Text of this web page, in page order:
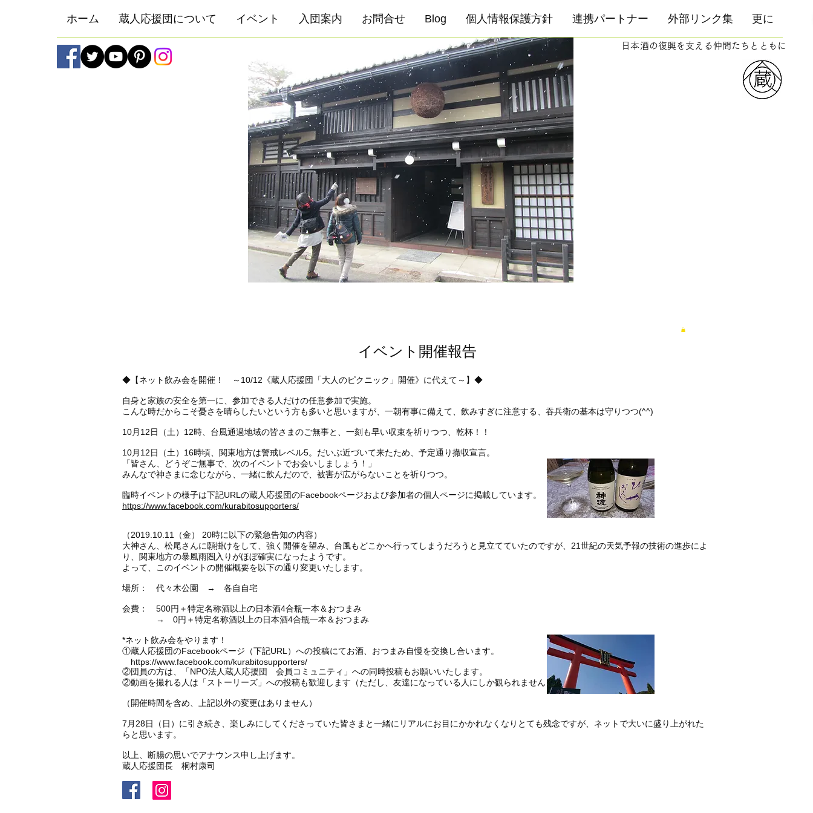
ホーム 蔵人応援団について イベント 入団案内 お問合せ Blog 個人情報保護方針 連携パートナー 外部リンク集 更に
日本酒の復興を支える仲間たちとともに
​イベント開催報告
◆【ネット飲み会を開催！ ～10/12《蔵人応援団「大人のピクニック」開催》に代えて～】◆
自身と家族の安全を第一に、参加できる人だけの任意参加で実施。
こんな時だからこそ憂さを晴らしたいという方も多いと思いますが、一朝有事に備えて、飲みすぎに注意する、吞兵衛の基本は守りつつ(^^)
10月12日（土）12時、台風通過地域の皆さまのご無事と、一刻も早い収束を祈りつつ、乾杯！！
10月12日（土）16時頃、関東地方は警戒レベル5。だいぶ近づいて来たため、予定通り撤収宣言。
「皆さん、どうぞご無事で、次のイベントでお会いしましょう！」
みんなで神さまに念じながら、一緒に飲んだので、被害が広がらないことを祈りつつ。
臨時イベントの様子は下記URLの蔵人応援団のFacebookページおよび参加者の個人ページに掲載しています。
https://www.facebook.com/kurabitosupporters/
​（2019.10.11（金） 20時に以下の緊急告知の内容）
大神さん、松尾さんに願掛けをして、強く開催を望み、台風もどこかへ行ってしまうだろうと見立てていたのですが、21世紀の天気予報の技術の進歩によ
り、関東地方の暴風雨圏入りがほぼ確実になったようです。
よって、このイベントの開催概要を以下の通り変更いたします。
場所： 代々木公園 → 各自自宅
会費： 500円＋特定名称酒以上の日本酒4合瓶一本＆おつまみ
→ 0円＋特定名称酒以上の日本酒4合瓶一本＆おつまみ
*ネット飲み会をやります！
①蔵人応援団のFacebookページ（下記URL）への投稿にてお酒、おつまみ自慢を交換し合います。
https://www.facebook.com/kurabitosupporters/
②団員の方は、「NPO法人蔵人応援団 会員コミュニティ」への同時投稿もお願いいたします。
②動画を撮れる人は「ストーリーズ」への投稿も歓迎します（ただし、友達になっている人にしか観られません）
（開催時間を含め、上記以外の変更はありません）
7月28日（日）に引き続き、楽しみにしてくださっていた皆さまと一緒にリアルにお目にかかれなくなりとても残念ですが、ネットで大いに盛り上がれた
らと思います。
以上、断腸の思いでアナウンス申し上げます。
蔵人応援団長 桐村康司